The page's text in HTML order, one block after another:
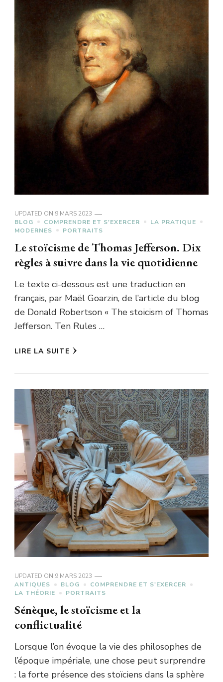
UPDATED ON 9 MARS 2023
BLOG
COMPRENDRE ET S'EXERCER
LA PRATIQUE
MODERNES
PORTRAITS
Le stoïcisme de Thomas Jefferson. Dix
règles à suivre dans la vie quotidienne
Le texte ci-dessous est une traduction en
français, par Maël Goarzin, de l’article du blog
de Donald Robertson « The stoicism of Thomas
Jefferson. Ten Rules …
LIRE LA SUITE
UPDATED ON 9 MARS 2023
ANTIQUES
BLOG
COMPRENDRE ET S'EXERCER
LA THÉORIE
PORTRAITS
Sénèque, le stoïcisme et la
conflictualité
Lorsque l’on évoque la vie des philosophes de
l’époque impériale, une chose peut surprendre
: la forte présence des stoïciens dans la sphère